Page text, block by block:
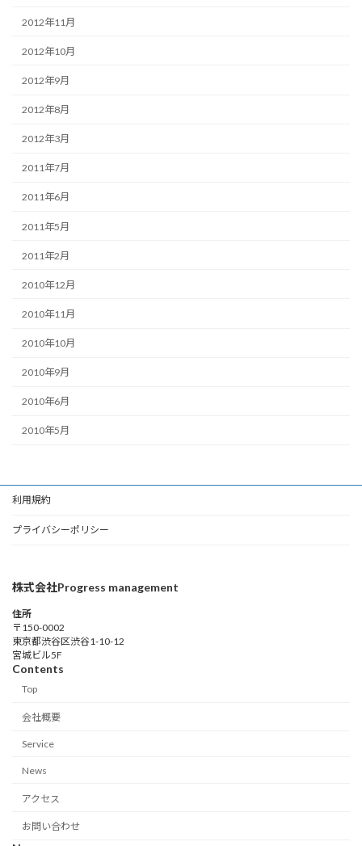
2012年11月
2012年10月
2012年9月
2012年8月
2012年3月
2011年7月
2011年6月
2011年5月
2011年2月
2010年12月
2010年11月
2010年10月
2010年9月
2010年6月
2010年5月
利用規約
プライバシーポリシー
株式会社Progress management
住所
〒150-0002
東京都渋谷区渋谷1-10-12
宮城ビル5F
Contents
Top
会社概要
Service
News
アクセス
お問い合わせ